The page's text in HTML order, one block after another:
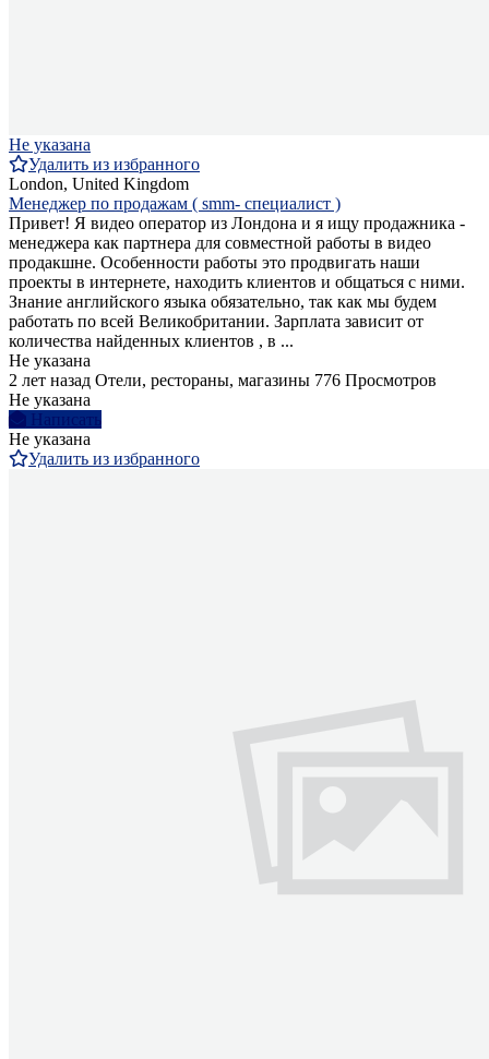
Не указана
Удалить из избранного
London, United Kingdom
Менеджер по продажам ( smm- специалист )
Привет! Я видео оператор из Лондона и я ищу продажника -
менеджера как партнера для совместной работы в видео
продакшне. Особенности работы это продвигать наши
проекты в интернете, находить клиентов и общаться с ними.
Знание английского языка обязательно, так как мы будем
работать по всей Великобритании. Зарплата зависит от
количества найденных клиентов , в ...
Не указана
2 лет назад Отели, рестораны, магазины 776 Просмотров
Не указана
Написать
Не указана
Удалить из избранного